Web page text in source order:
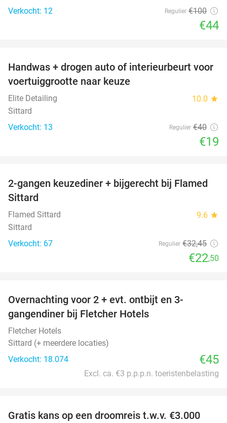
Verkocht: 12
Regulier €100
€44
53%
Handwas + drogen auto of interieurbeurt voor
voertuiggrootte naar keuze
Elite Detailing 10.0 star
Sittard
Verkocht: 13
Regulier €40
€19
31%
2-gangen keuzediner + bijgerecht bij Flamed
Sittard
Flamed Sittard 9.6 star
Sittard
Verkocht: 67
Regulier €32,45
€22,50
Overnachting voor 2 + evt. ontbijt en 3-
gangendiner bij Fletcher Hotels
Fletcher Hotels
Sittard (+ meerdere locaties)
Verkocht: 18.074
€45
Excl. ca. €3 p.p.p.n. toeristenbelasting
Gratis kans op een droomreis t.w.v. €3.000